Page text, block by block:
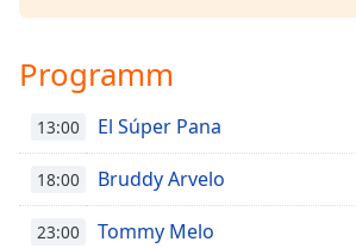
Opacity
Caption
Background
Opacity
Programm
13:00 El Súper Pana
18:00 Bruddy Arvelo
23:00 Tommy Melo